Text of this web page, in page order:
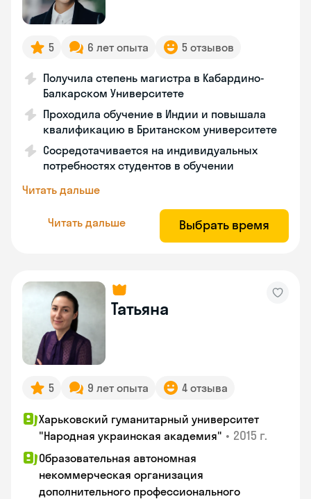
5 6 лет опыта 5 отзывов
Получила степень магистра в Кабардино-
Балкарском Университете
Проходила обучение в Индии и повышала
квалификацию в Британском университете
Сосредотачивается на индивидуальных
потребностях студентов в обучении
Читать дальше
Читать дальше Выбрать время
Татьяна
5 9 лет опыта 4 отзыва
Харьковский гуманитарный университет
"Народная украинская академия" • 2015 г.
Образовательная автономная
некоммерческая организация
дополнительного профессионального